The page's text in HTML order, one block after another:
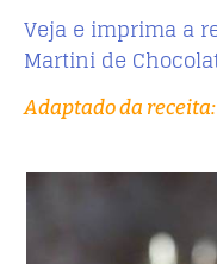
Veja e imprima a
Martini de
Adaptado da